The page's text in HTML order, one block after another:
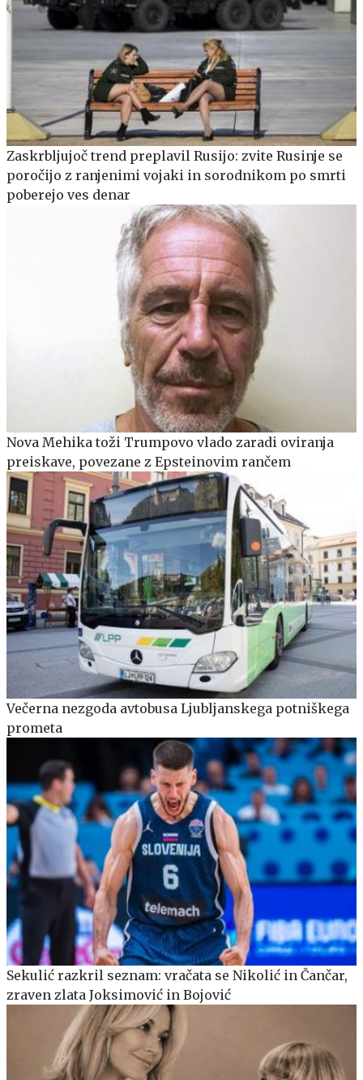
Zaskrbljujoč trend preplavil Rusijo: zvite Rusinje se
poročijo z ranjenimi vojaki in sorodnikom po smrti
poberejo ves denar
Nova Mehika toži Trumpovo vlado zaradi oviranja
preiskave, povezane z Epsteinovim rančem
Večerna nezgoda avtobusa Ljubljanskega potniškega
prometa
Sekulić razkril seznam: vračata se Nikolić in Čančar,
zraven zlata Joksimović in Bojović